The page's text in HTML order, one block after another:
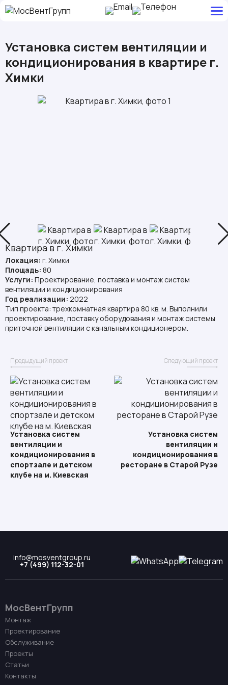
Установка систем вентиляции и
кондиционирования в квартире г.
Химки
Квартира в г. Химки
Локация: г. Химки
Площадь: 80
Услуги: Проектирование, поставка и монтаж систем
вентиляции и кондиционирования
Год реализации: 2022
Тип проекта: трехкомнатная квартира 80 кв. м. Выполнили
проектирование, поставку оборудования и монтаж системы
приточной вентиляции с канальным кондиционером.
Предыдущий проект
Установка систем
вентиляции и
кондиционирования в
спортзале и детском
клубе на м. Киевская
Следующий проект
Установка систем
вентиляции и
кондиционирования в
ресторане в Старой Рузе
info@mosventgroup.ru
+7 (499) 112-32-01
МосВентГрупп
Монтаж
Проектирование
Обслуживание
Проекты
Статьи
Контакты